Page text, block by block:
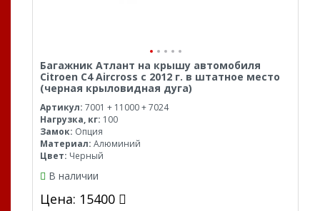
Багажник Атлант на крышу автомобиля
Citroen C4 Aircross с 2012 г. в штатное место
(черная крыловидная дуга)
Артикул: 7001 + 11000 + 7024
Нагрузка, кг: 100
Замок: Опция
Материал: Алюминий
Цвет: Черный
В наличии
Цена: 15400